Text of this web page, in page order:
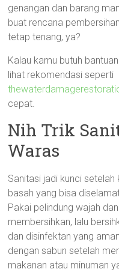
genangan dan barang
buat rencana
tetap tenang, ya?
Kalau kamu butuh
lihat rekomendasi seperti
cepat.
Nih Trik
Waras
Sanitasi jadi kunci setelah
basah yang bisa
Pakai pelindung wajah
membersihkan, lalu
dan disinfektan yang
dengan sabun setelah
makanan atau minuman